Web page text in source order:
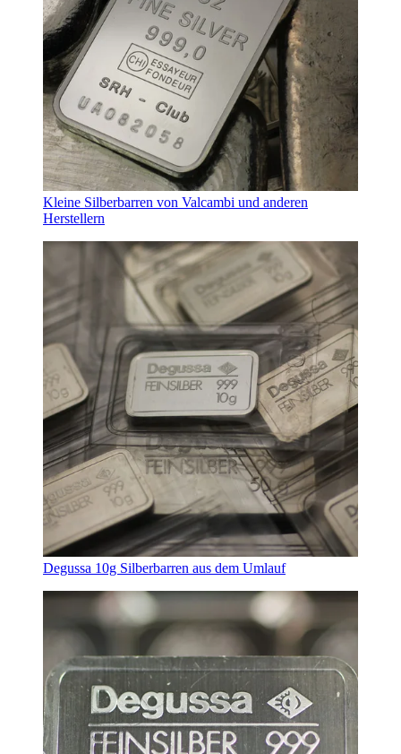
Kleine Silberbarren von Valcambi und anderen
Herstellern
Degussa 10g Silberbarren aus dem Umlauf